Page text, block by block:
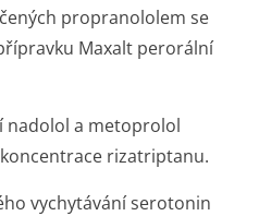
propranololem se
Maxalt perorální
nadolol a metoprolol
rizatriptanu.
vychytávání serotonin